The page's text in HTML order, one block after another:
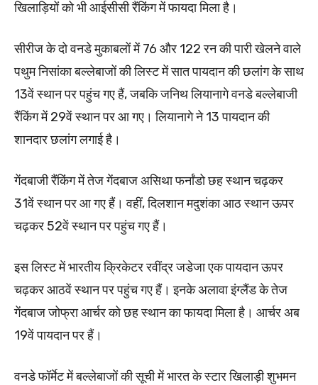
खिलाड़ियों को भी आईसीसी रैंकिंग में फायदा मिला है।
सीरीज के दो वनडे मुकाबलों में 76 और 122 रन की पारी खेलने वाले
पथुम निसांका बल्लेबाजों की लिस्ट में सात पायदान की छलांग के साथ
13वें स्थान पर पहुंच गए हैं, जबकि जनिथ लियानागे वनडे बल्लेबाजी
रैंकिंग में 29वें स्थान पर आ गए। लियानागे ने 13 पायदान की
शानदार छलांग लगाई है।
गेंदबाजी रैंकिंग में तेज गेंदबाज असिथा फर्नांडो छह स्थान चढ़कर
31वें स्थान पर आ गए हैं। वहीं, दिलशान मदुशंका आठ स्थान ऊपर
चढ़कर 52वें स्थान पर पहुंच गए हैं।
इस लिस्ट में भारतीय क्रिकेटर रवींद्र जडेजा एक पायदान ऊपर
चढ़कर आठवें स्थान पर पहुंच गए हैं। इनके अलावा इंग्लैंड के तेज
गेंदबाज जोफ्रा आर्चर को छह स्थान का फायदा मिला है। आर्चर अब
19वें पायदान पर हैं।
वनडे फॉर्मेट में बल्लेबाजों की सूची में भारत के स्टार खिलाड़ी शुभमन